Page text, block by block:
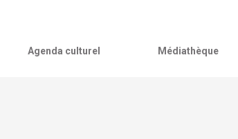
Agenda culturel Médiathèque